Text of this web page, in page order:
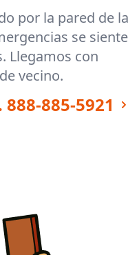
por la pared de
se
Llegamos con
vecino.
888-885-5921